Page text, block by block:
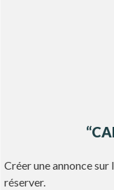
Créer une annonce
réserver.